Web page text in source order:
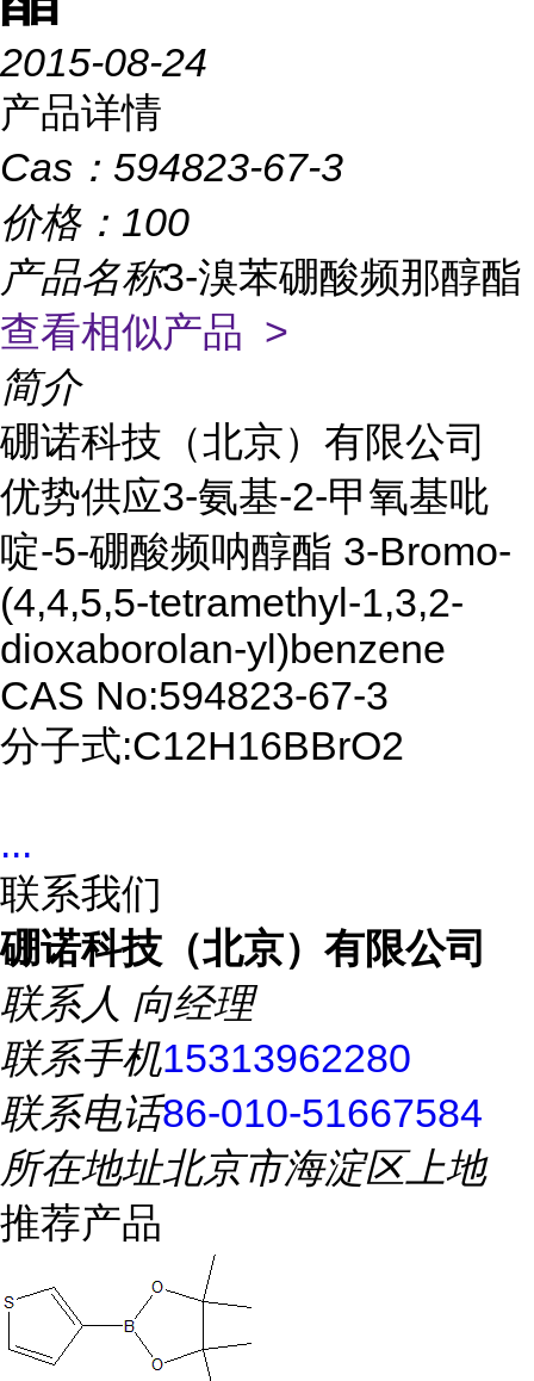
2015-08-24
产品详情
Cas： 594823-67-3
价格： 100
产品名称3-溴苯硼酸频那醇酯
查看相似产品 >
简介
硼诺科技（北京）有限公司
优势供应3-氨基-2-甲氧基吡
啶-5-硼酸频呐醇酯 3-Bromo-
(4,4,5,5-tetramethyl-1,3,2-
dioxaborolan-yl)benzene
CAS No:594823-67-3
分子式:C12H16BBrO2
...
联系我们
硼诺科技（北京）有限公司
联系人 向经理
联系手机15313962280
联系电话86-010-51667584
所在地址北京市海淀区上地
推荐产品